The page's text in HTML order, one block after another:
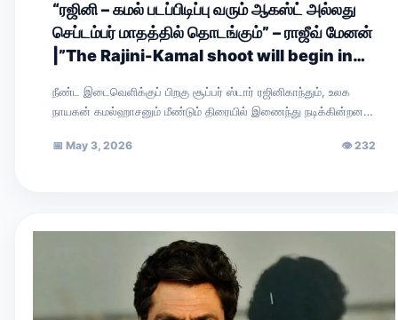
“ரஜினி – கமல் படப்பிடிப்பு வரும் ஆகஸ்ட் அல்லது
செப்டம்பர் மாதத்தில் தொடங்கும்” – ராஜீவ் மேனன்
|”The Rajini-Kamal shoot will begin in
Menon.
நீண்ட இடைவெளிக்குப் பிறகு சூப்பர் ஸ்டார் ரஜினிகாந்தும், உலக
நாயகன் கமல்ஹாசனும் மீண்டும் திரையில் இணைந்து நடிக்கின்றனர்.
சமீபத்தில்…
📅 May 3, 2026 👁232